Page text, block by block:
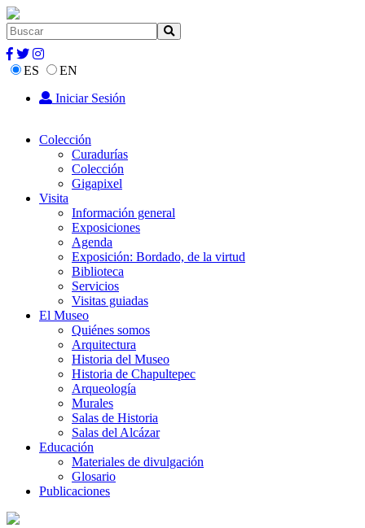
ES
EN
Iniciar Sesión
Colección
Curadurías
Colección
Gigapixel
Visita
Información general
Exposiciones
Agenda
Exposición: Bordado, de la virtud
Biblioteca
Servicios
Visitas guiadas
El Museo
Quiénes somos
Arquitectura
Historia del Museo
Historia de Chapultepec
Arqueología
Murales
Salas de Historia
Salas del Alcázar
Educación
Materiales de divulgación
Glosario
Publicaciones